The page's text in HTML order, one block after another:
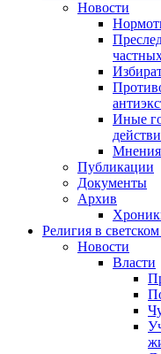
Новости
Иные
Мнения
Публикации
Документы
Архив
Религия в
Новости
Власти